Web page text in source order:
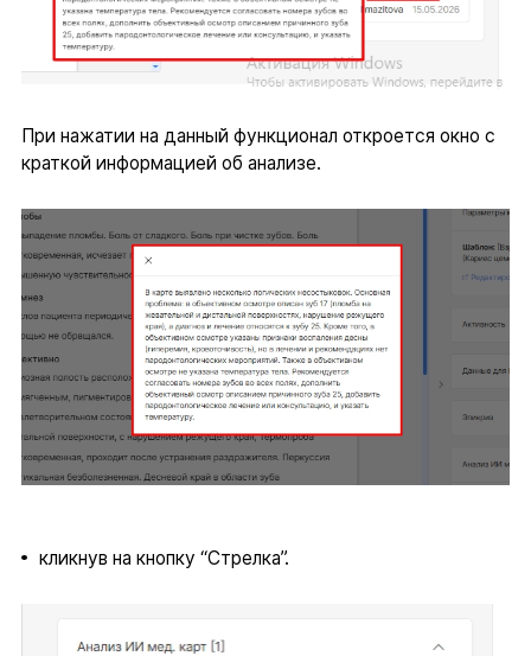
При нажатии на данный функционал откроется окно с
краткой информацией об анализе.
кликнув на кнопку “Стрелка”.